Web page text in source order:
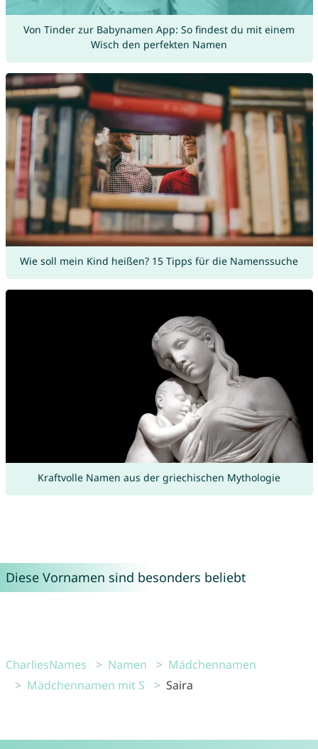
Von Tinder zur Babynamen App: So findest du mit einem
Wisch den perfekten Namen
Wie soll mein Kind heißen? 15 Tipps für die Namenssuche
Kraftvolle Namen aus der griechischen Mythologie
Diese Vornamen sind besonders beliebt
CharliesNames Namen
Mädchennamen
Mädchennamen mit S
Saira